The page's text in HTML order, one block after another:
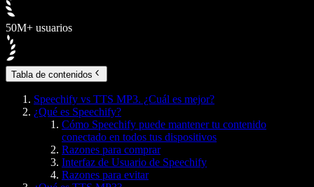
50M+ usuarios
Tabla de contenidos
Speechify vs TTS MP3. ¿Cuál es mejor?
¿Qué es Speechify?
Cómo Speechify puede mantener tu contenido
conectado en todos tus dispositivos
Razones para comprar
Interfaz de Usuario de Speechify
Razones para evitar